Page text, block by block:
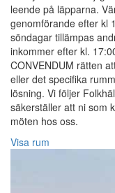
leende på läpparna.
genomförande efter kl
söndagar tillämpas
inkommer efter kl.
CONVENDUM rätten
eller det specifika
lösning. Vi följer
säkerställer att ni som
möten hos oss.
Visa rum